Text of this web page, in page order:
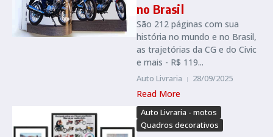
no Brasil
São 212 páginas com sua
história no mundo e no Brasil,
as trajetórias da CG e do Civic
e mais - R$ 119...
Auto Livraria 28/09/2025
Read More
Auto Livraria - motos
Quadros decorativos